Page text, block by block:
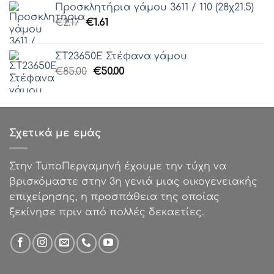
€85.00.είναι:
Προσκλητήρια γάμου 3611 / 110 (28χ21.5)
€2.17 Original
€2.17.
€1.61
είναι:
€1.61.
ΣΤ23650Ε Στέφανα γάμου
€85.00 Original
€85.00.
€50.00Η
είναι:
Σχετικά με εμάς
Στην ΤυποΠεργαμηνή έχουμε την τύχη να
βρισκόμαστε στην 3η γενιά μιας οικογενειακής
επιχείρησης, η προσπάθεια της οποίας
ξεκίνησε πριν από πολλές δεκαετίες.